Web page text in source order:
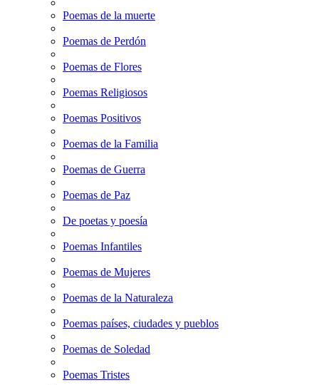
Poemas de la muerte
Poemas de Perdón
Poemas de Flores
Poemas Religiosos
Poemas Positivos
Poemas de la Familia
Poemas de Guerra
Poemas de Paz
De poetas y poesía
Poemas Infantiles
Poemas de Mujeres
Poemas de la Naturaleza
Poemas países, ciudades y pueblos
Poemas de Soledad
Poemas Tristes